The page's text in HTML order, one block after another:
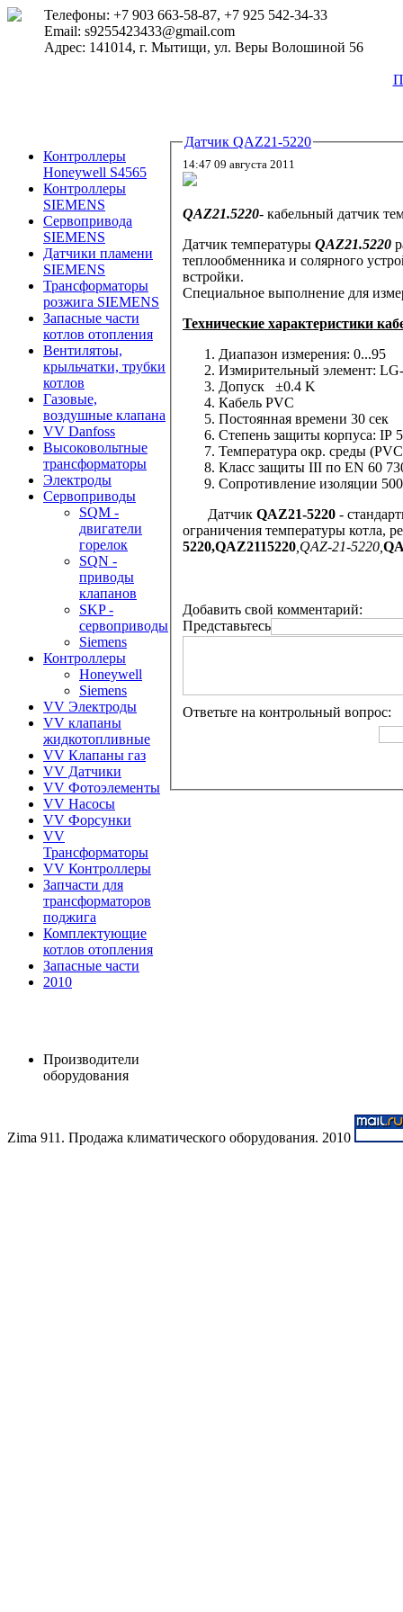
Телефоны: +7 903 663-58-87, +7 925 542-34-33
Email: s9255423433@gmail.com
Адрес: 141014, г. Мытищи, ул. Веры Волошиной 56
Контроллеры
Honeywell S4565
Контроллеры
SIEMENS
Сервопривода
SIEMENS
Датчики пламени
SIEMENS
Трансформаторы
розжига SIEMENS
Запасные части
котлов отопления
Вентилятоы,
крыльчатки, трубки
котлов
Газовые,
воздушные клапана
VV Danfoss
Высоковольтные
трансформаторы
Электроды
Сервоприводы
SQM -
двигатели
горелок
SQN -
приводы
клапанов
SKP -
сервоприводы
Siemens
Контроллеры
Honeywell
Siemens
VV Электроды
VV клапаны
жидкотопливные
VV Клапаны газ
VV Датчики
VV Фотоэлементы
VV Насосы
VV Форсунки
VV
Трансформаторы
VV Контроллеры
Запчасти для
трансформаторов
поджига
Комплектующие
котлов отопления
Запасные части
2010
Производители
оборудования
Датчик QAZ21-5220
14:47 09 августа 2011
QAZ21.5220- кабельный датчик
Датчик температуры QAZ21.5220
теплообменника и
встройки.
Специальное выполнение для
Технические характеристики
Диапазон измерения: 0...95
Измирительный элемент:
Допуск ±0.4 K
Кабель PVC
Пoстoянная времени 30 сек
Степень защиты корпуса: IP
Температура окр. среды
Класс защиты III по EN 60
Сопротивление изоляции
Датчик QAZ21-5220 -
ограничения температуры котла,
5220,QAZ2115220 ,QAZ-21-5220,
Добавить свой комментарий:
Представьтесь
Ответьте на контрольный вопрос:
Zima 911. Продажа климатического оборудования. 2010